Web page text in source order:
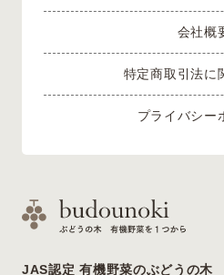
JAS認定 有機野菜のぶどうの木
会社概
特定商取引法に
プライバシー